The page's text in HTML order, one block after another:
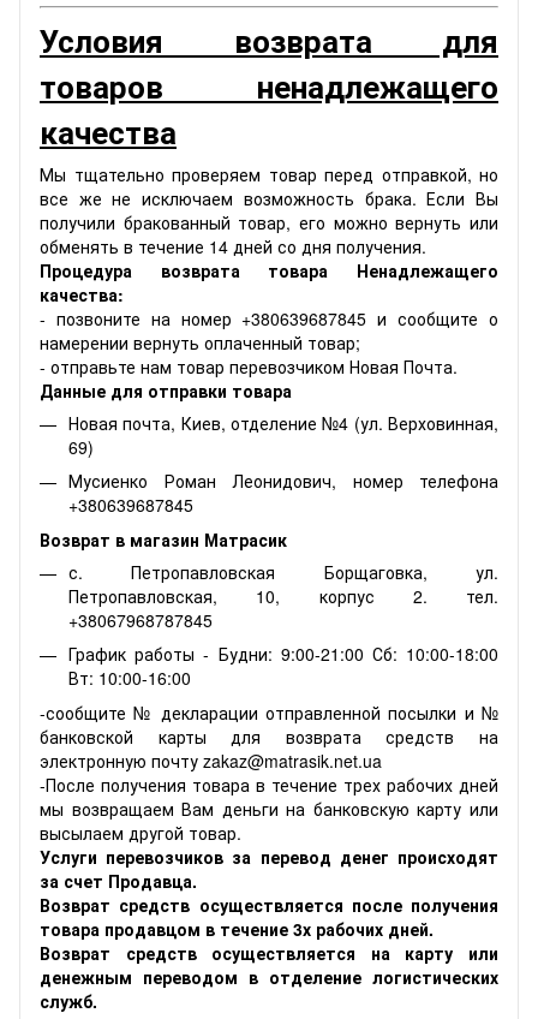
Условия возврата для
товаров ненадлежащего
качества
Мы тщательно проверяем товар перед отправкой, но
все же не исключаем возможность брака. Если Вы
получили бракованный товар, его можно вернуть или
обменять в течение 14 дней со дня получения.
Процедура возврата товара Ненадлежащего
качества:
- позвоните на номер +380639687845 и сообщите о
намерении вернуть оплаченный товар;
- отправьте нам товар перевозчиком Новая Почта.
Данные для отправки товара
Новая почта, Киев, отделение №4 (ул. Верховинная,
69)
Мусиенко Роман Леонидович, номер телефона
+380639687845
Возврат в магазин Матрасик
с. Петропавловская Борщаговка, ул.
Петропавловская, 10, корпус 2. тел.
+38067968787845
График работы - Будни: 9:00-21:00 Сб: 10:00-18:00
Вт: 10:00-16:00
-сообщите № декларации отправленной посылки и №
банковской карты для возврата средств на
электронную почту zakaz@matrasik.net.ua
-После получения товара в течение трех рабочих дней
мы возвращаем Вам деньги на банковскую карту или
высылаем другой товар.
Услуги перевозчиков за перевод денег происходят
за счет Продавца.
Возврат средств осуществляется после получения
товара продавцом в течение 3х рабочих дней.
Возврат средств осуществляется на карту или
денежным переводом в отделение логистических
служб.